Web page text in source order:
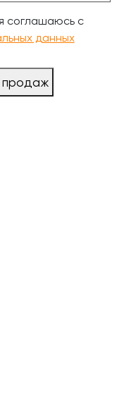
соглашаюсь с
данных
продаж